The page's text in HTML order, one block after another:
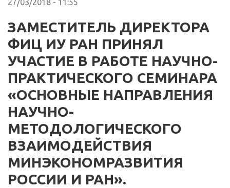
27/03/2018 - 11:55
ЗАМЕСТИТЕЛЬ ДИРЕКТОРА
ФИЦ ИУ РАН ПРИНЯЛ
УЧАСТИЕ В РАБОТЕ НАУЧНО-
ПРАКТИЧЕСКОГО СЕМИНАРА
«ОСНОВНЫЕ НАПРАВЛЕНИЯ
НАУЧНО-
МЕТОДОЛОГИЧЕСКОГО
ВЗАИМОДЕЙСТВИЯ
МИНЭКОНОМРАЗВИТИЯ
РОССИИ И РАН».